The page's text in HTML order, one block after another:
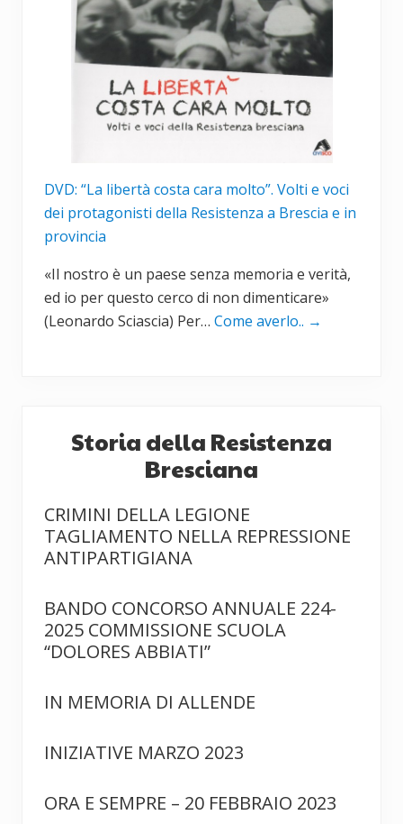
DVD: “La libertà costa cara molto”. Volti e voci
dei protagonisti della Resistenza a Brescia e in
provincia
«Il nostro è un paese senza memoria e verità,
ed io per questo cerco di non dimenticare»
(Leonardo Sciascia) Per… Come averlo.. →
Storia della Resistenza
Bresciana
CRIMINI DELLA LEGIONE
TAGLIAMENTO NELLA REPRESSIONE
ANTIPARTIGIANA
BANDO CONCORSO ANNUALE 224-
2025 COMMISSIONE SCUOLA
“DOLORES ABBIATI”
IN MEMORIA DI ALLENDE
INIZIATIVE MARZO 2023
ORA E SEMPRE – 20 FEBBRAIO 2023